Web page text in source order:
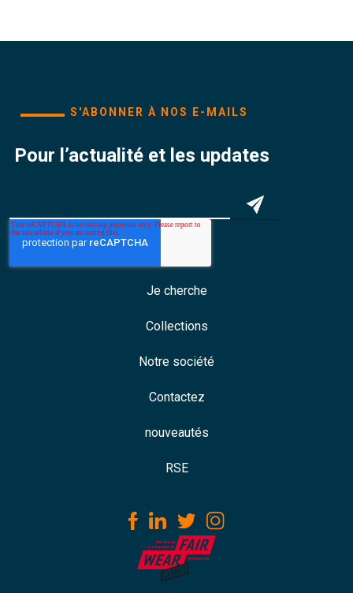
S'ABONNER À NOS E-MAILS
Pour l’actualité et les updates
Je cherche
Collections
Notre société
Contactez
nouveautés
RSE